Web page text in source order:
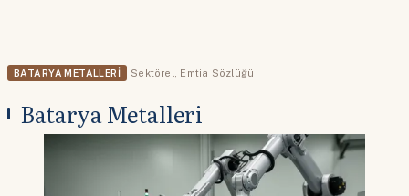
BATARYA METALLERI Sektörel, Emtia Sözlüğü
Batarya Metalleri